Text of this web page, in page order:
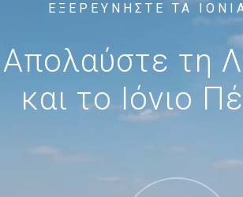
ΕΞΕΡΕΥΝΗΣΤΕ ΤΑ
Απολαύστε τη
και το Ιόνιο